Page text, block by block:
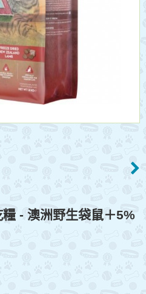
- 澳洲野生袋鼠＋5%